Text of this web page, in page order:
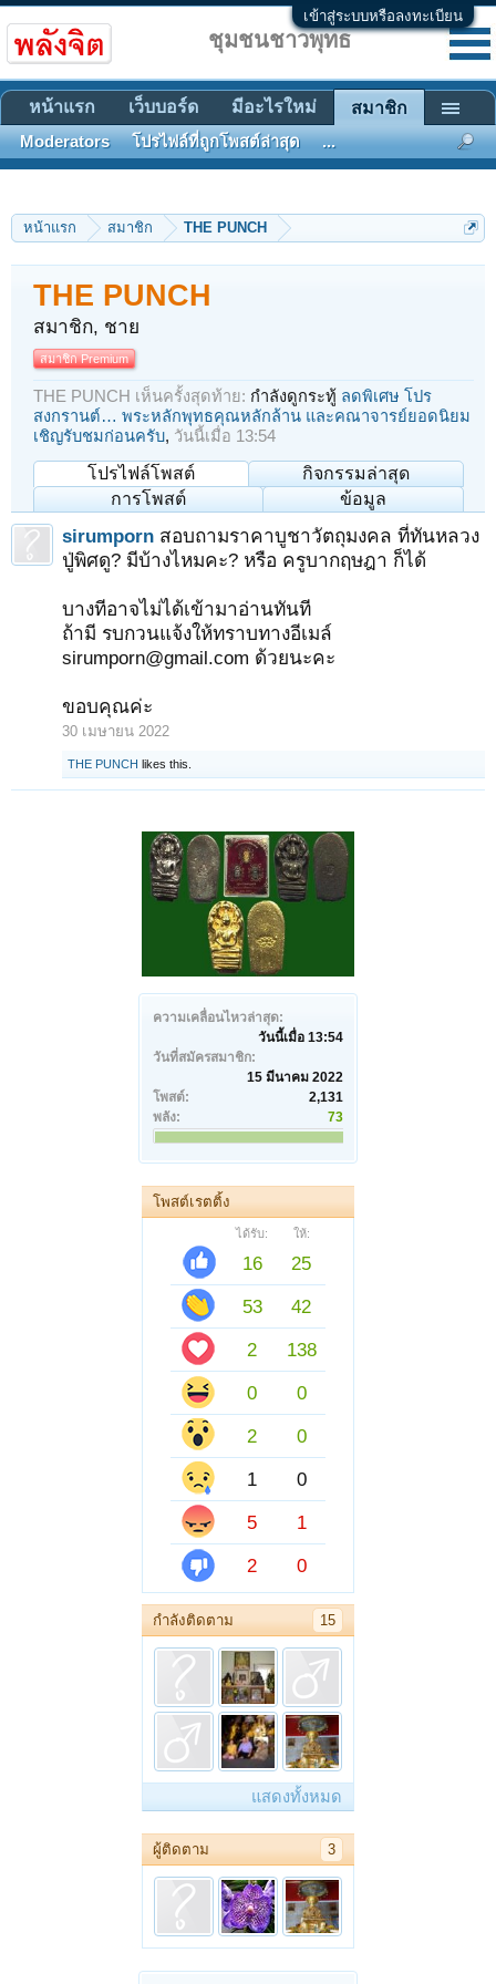
เข้าสู่ระบบหรือลงทะเบียน
หน้าแรก สมาชิก THE PUNCH
ความเคลื่อนไหวล่าสุด:
วันนี้เมื่อ 13:54
วันที่สมัครสมาชิก:
15 มีนาคม 2022
โพสต์:
2,131
พลัง:
73
โพสต์เรตติ้ง
ได้รับ: ให้:
16
25
53
42
2
138
0
0
2
0
1
0
5
1
2
0
กำลังติดตาม 15
แสดงทั้งหมด
ผู้ติดตาม 3
THE PUNCH
สมาชิก, ชาย
สมาชิก Premium
THE PUNCH เห็นครั้งสุดท้าย: กำลังดูกระทู้ ลดพิเศษ โปร
สงกรานต์… พระหลักพุทธคุณหลักล้าน และคณาจารย์ยอดนิยม
เชิญรับชมก่อนครับ, วันนี้เมื่อ 13:54
โปรไฟล์โพสต์
กิจกรรมล่าสุด
การโพสต์
ข้อมูล
sirumporn สอบถามราคาบูชาวัตถุมงคล ที่ทันหลวง
ปู่พิศดู? มีบ้างไหมคะ? หรือ ครูบากฤษฎา ก็ได้
บางทีอาจไม่ได้เข้ามาอ่านทันที
ถ้ามี รบกวนแจ้งให้ทราบทางอีเมล์
sirumporn@gmail.com ด้วยนะคะ
ขอบคุณค่ะ
30 เมษายน 2022
THE PUNCH likes this.
ชุมชนชาวพุทธ
หน้าแรก เว็บบอร์ด มีอะไรใหม่ สมาชิก
Moderators โปรไฟล์ที่ถูกโพสต์ล่าสุด ...